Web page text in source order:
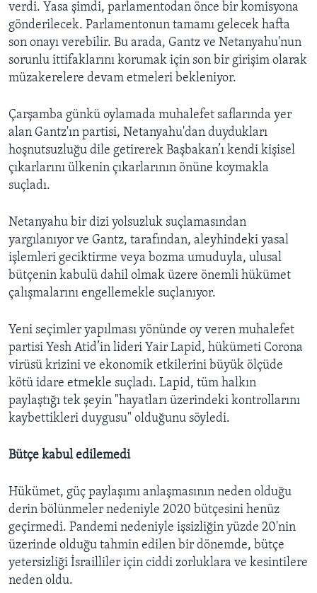
verdi. Yasa şimdi, parlamentodan önce bir komisyona
gönderilecek. Parlamentonun tamamı gelecek hafta
son onayı verebilir. Bu arada, Gantz ve Netanyahu'nun
sorunlu ittifaklarını korumak için son bir girişim olarak
müzakerelere devam etmeleri bekleniyor.
Çarşamba günkü oylamada muhalefet saflarında yer
alan Gantz'ın partisi, Netanyahu'dan duydukları
hoşnutsuzluğu dile getirerek Başbakan’ı kendi kişisel
çıkarlarını ülkenin çıkarlarının önüne koymakla
suçladı.
Netanyahu bir dizi yolsuzluk suçlamasından
yargılanıyor ve Gantz, tarafından, aleyhindeki yasal
işlemleri geciktirme veya bozma umuduyla, ulusal
bütçenin kabulü dahil olmak üzere önemli hükümet
çalışmalarını engellemekle suçlanıyor.
Yeni seçimler yapılması yönünde oy veren muhalefet
partisi Yesh Atid’in lideri Yair Lapid, hükümeti Corona
virüsü krizini ve ekonomik etkilerini büyük ölçüde
kötü idare etmekle suçladı. Lapid, tüm halkın
paylaştığı tek şeyin "hayatları üzerindeki kontrollarını
kaybettikleri duygusu" olduğunu söyledi.
Bütçe kabul edilemedi
Hükümet, güç paylaşımı anlaşmasının neden olduğu
derin bölünmeler nedeniyle 2020 bütçesini henüz
geçirmedi. Pandemi nedeniyle işsizliğin yüzde 20'nin
üzerinde olduğu tahmin edilen bir dönemde, bütçe
yetersizliği İsrailliler için ciddi zorluklara ve kesintilere
neden oldu.